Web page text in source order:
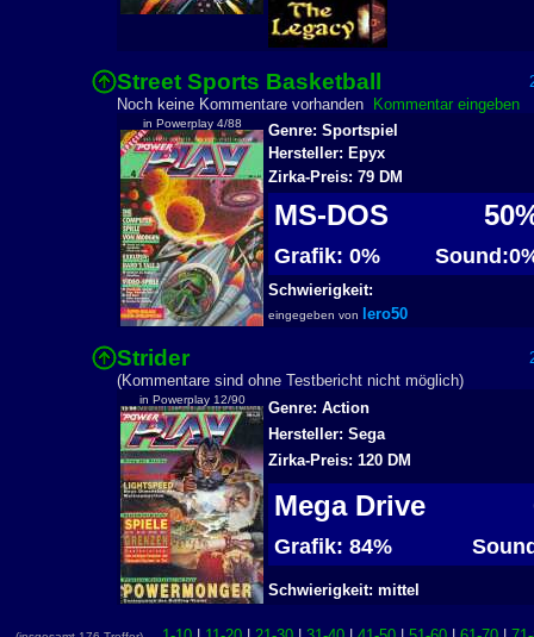
Street Sports Basketball
Noch keine Kommentare vorhanden
Kommentar eingeben
in Powerplay 4/88
Genre: Sportspiel
Hersteller: Epyx
Zirka-Preis: 79 DM
MS-DOS
Grafik: 0%
Schwierigkeit:
eingegeben von lero50
Strider
(Kommentare sind ohne Testbericht nicht möglich)
in Powerplay 12/90
Genre: Action
Hersteller: Sega
Zirka-Preis: 120 DM
Mega Drive
Grafik: 84%
Schwierigkeit: mittel